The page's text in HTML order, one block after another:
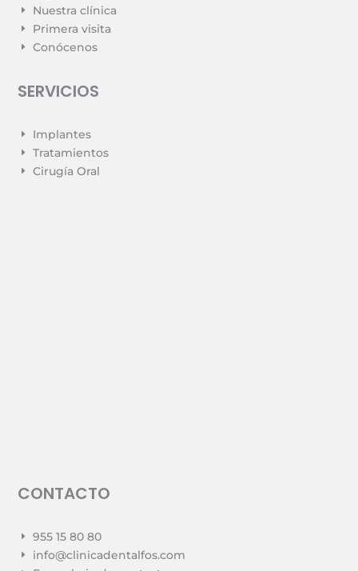
E Nuestra clínica
E Primera visita
E Conócenos
SERVICIOS
E Implantes
E Tratamientos
E Cirugía Oral
CONTACTO
E 955 15 80 80
E info@clinicadentalfos.com